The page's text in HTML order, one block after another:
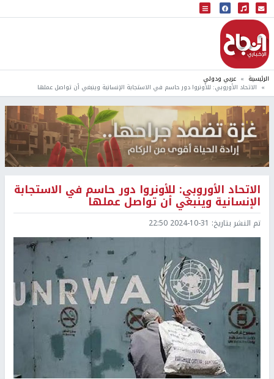
البث المباشر
إذاعة النجاح
الرئيسية عربي ودولي
الاتحاد الأوروبي: للأونروا دور حاسم في الاستجابة الإنسانية وينبغي أن تواصل عملها
الاتحاد الأوروبي: للأونروا دور حاسم في الاستجابة
الإنسانية وينبغي أن تواصل عملها
تم النشر بتاريخ: 2024-10-31 22:50